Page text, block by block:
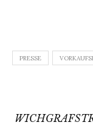
PRESSE